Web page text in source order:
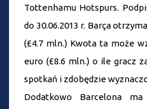
Tottenhamu Hotspurs.
do 30.06.2013 r. Barça
(£4.7 mln.) Kwota ta może
euro (£8.6 mln.) o ile gracz
spotkań i zdobędzie
Dodatkowo Barcelona